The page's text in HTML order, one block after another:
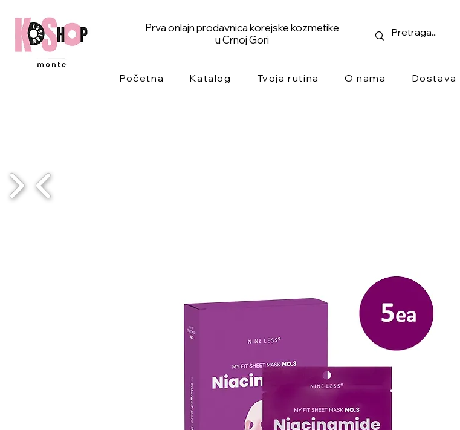
Prva onlajn prodavnica korejske kozmetike
u Crnoj Gori
Početna Katalog Tvoja rutina O nama Dostava